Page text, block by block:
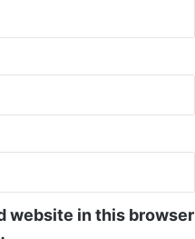
website in this browser